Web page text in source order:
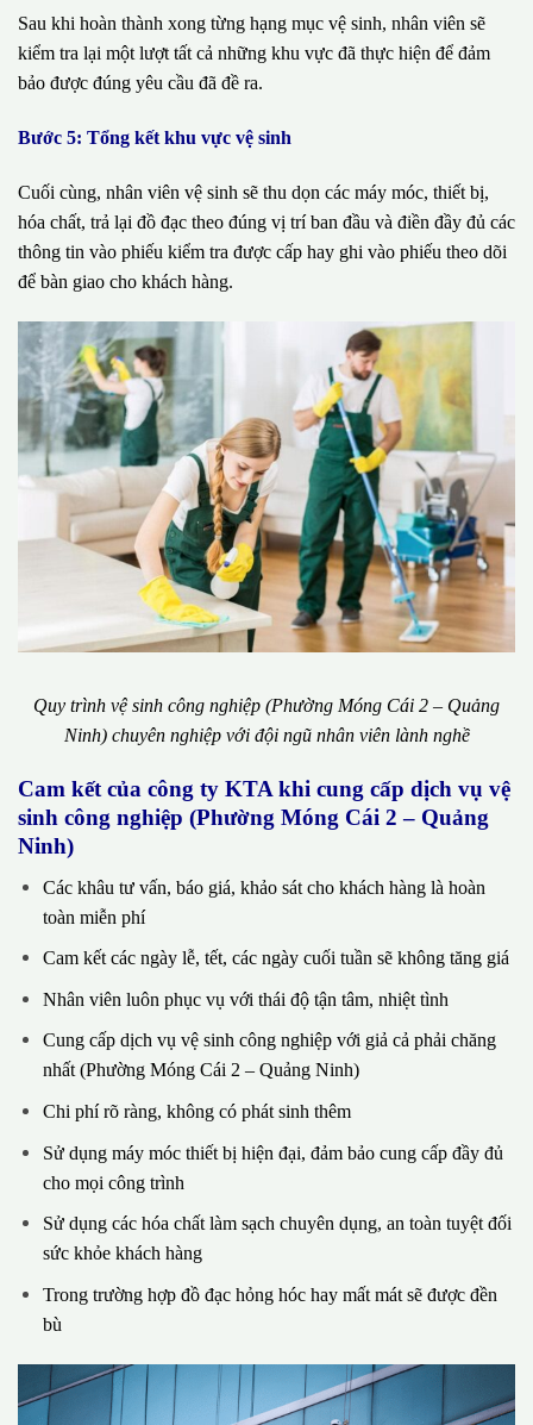
Sau khi hoàn thành xong từng hạng mục vệ sinh, nhân viên sẽ
kiểm tra lại một lượt tất cả những khu vực đã thực hiện để đảm
bảo được đúng yêu cầu đã đề ra.
Bước 5: Tổng kết khu vực vệ sinh
Cuối cùng, nhân viên vệ sinh sẽ thu dọn các máy móc, thiết bị,
hóa chất, trả lại đồ đạc theo đúng vị trí ban đầu và điền đầy đủ các
thông tin vào phiếu kiểm tra được cấp hay ghi vào phiếu theo dõi
để bàn giao cho khách hàng.
Quy trình vệ sinh công nghiệp (Phường Móng Cái 2 – Quảng
Ninh) chuyên nghiệp với đội ngũ nhân viên lành nghề
Cam kết của công ty KTA khi cung cấp dịch vụ vệ
sinh công nghiệp (Phường Móng Cái 2 – Quảng
Ninh)
Các khâu tư vấn, báo giá, khảo sát cho khách hàng là hoàn
toàn miễn phí
Cam kết các ngày lễ, tết, các ngày cuối tuần sẽ không tăng giá
Nhân viên luôn phục vụ với thái độ tận tâm, nhiệt tình
Cung cấp dịch vụ vệ sinh công nghiệp với giả cả phải chăng
nhất (Phường Móng Cái 2 – Quảng Ninh)
Chi phí rõ ràng, không có phát sinh thêm
Sử dụng máy móc thiết bị hiện đại, đảm bảo cung cấp đầy đủ
cho mọi công trình
Sử dụng các hóa chất làm sạch chuyên dụng, an toàn tuyệt đối
sức khỏe khách hàng
Trong trường hợp đồ đạc hỏng hóc hay mất mát sẽ được đền
bù